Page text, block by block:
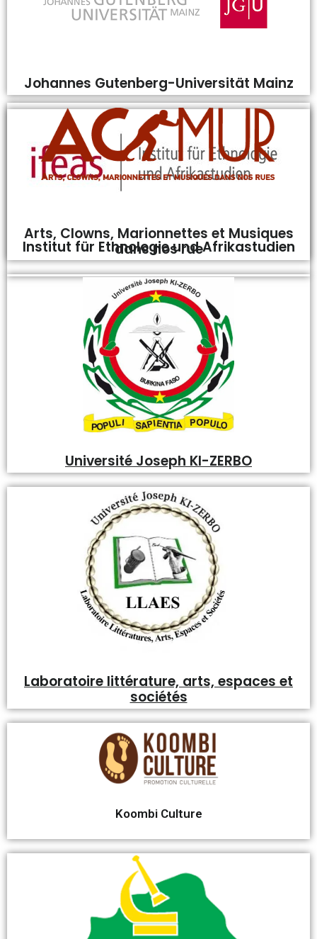
Johannes Gutenberg-Universität Mainz
Institut für Ethnologie und Afrikastudien
Arts, Clowns, Marionnettes et Musiques
dans nos rue
Université Joseph KI-ZERBO
Laboratoire littérature, arts, espaces et
sociétés
Koombi Culture